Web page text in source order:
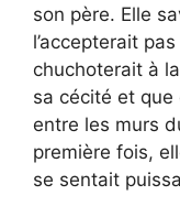
son père. Elle
l’accepterait
chuchoterait à
sa cécité et
entre les murs
première fois,
se sentait